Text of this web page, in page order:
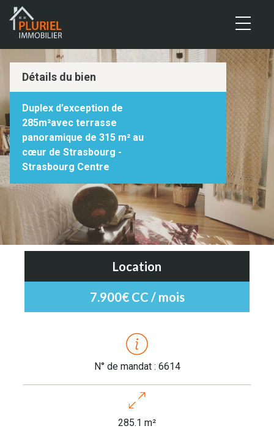
Détails du bien
Duplex d’exception de
285m²avec terrasse
panoramique de 315 m² au
cœur de Strasbourg -
Strasbourg Centre
Location
7.900€ CC / mois
N° de mandat : 6614
285.1 m²
Panneau de gestion des cookies